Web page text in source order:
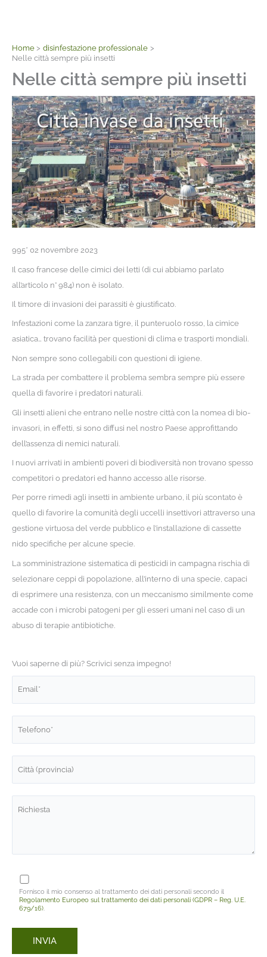
Home
disinfestazione professionale
Nelle città sempre più insetti
Nelle città sempre più insetti
995* 02 novembre 2023
Il caso francese delle cimici dei letti (di cui abbiamo parlato
all’articolo n° 984) non è isolato.
Il timore di invasioni dei parassiti è giustificato.
Infestazioni come la zanzara tigre, il punteruolo rosso, la cimice
asiatica… trovano facilità per questioni di clima e trasporti mondiali.
Non sempre sono collegabili con questioni di igiene.
La strada per combattere il problema sembra sempre più essere
quella di favorire i predatori naturali.
Gli insetti alieni che entrano nelle nostre città con la nomea di bio-
invasori, in effetti, si sono diffusi nel nostro Paese approfittando
dell’assenza di nemici naturali.
I nuovi arrivati in ambienti poveri di biodiversità non trovano spesso
competitori o predatori ed hanno accesso alle risorse.
Per porre rimedi agli insetti in ambiente urbano, il più scontato è
quello di favorire la comunità degli uccelli insettivori attraverso una
gestione virtuosa del verde pubblico e l’installazione di cassette
nido specifiche per alcune specie.
La somministrazione sistematica di pesticidi in campagna rischia di
selezionare ceppi di popolazione, all’interno di una specie, capaci
di esprimere una resistenza, con un meccanismo similmente come
accade con i microbi patogeni per gli esseri umani nel caso di un
abuso di terapie antibiotiche.
Vuoi saperne di più? Scrivici senza impegno!
Fornisco il mio consenso al trattamento dei dati personali secondo il
Regolamento Europeo sul trattamento dei dati personali (GDPR – Reg. U.E.
679/16).